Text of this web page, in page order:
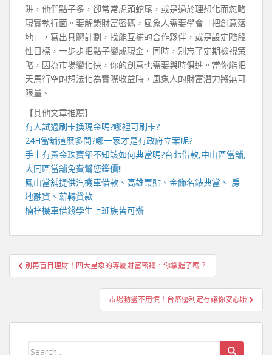
阱，他們點子多，卻常常虎頭蛇尾，或是過於理想化而忽略
現實執行面。要解鎖財富密碼，風象人需要學會「把創意落
地」，寫出具體計劃，找能互補的合作夥伴，或是設定階段
性目標，一步步把點子變成現金。同時，別忘了定期檢視策
略，因為市場變化快，你的創意也需要與時俱進。當你能把
天馬行空的想法化為實際收益時，風象人的財富潛力將無可
限量。
【其他文章推薦】
有人試過刷卡換現金嗎?哪裡可刷卡?
24H當舖這麼多間?哪一家才是有政府立案呢?
手上有黃金珠寶卻不知該如何典當嗎?台北借款,中山區當舖,
大同區當舖免費幫您鑑價!!
鳳山當舖提供汽機車借款、高雄票貼、金飾名錶典當、 房
地融資、薪轉貸款
楠梓機車借錢學生上班族皆可辦
文
章
別再盲目理財！四大星象的專屬財富密鑰，你掌握了嗎？
市場動盪不用慌！台幣優利定存讓你安心賺
Search